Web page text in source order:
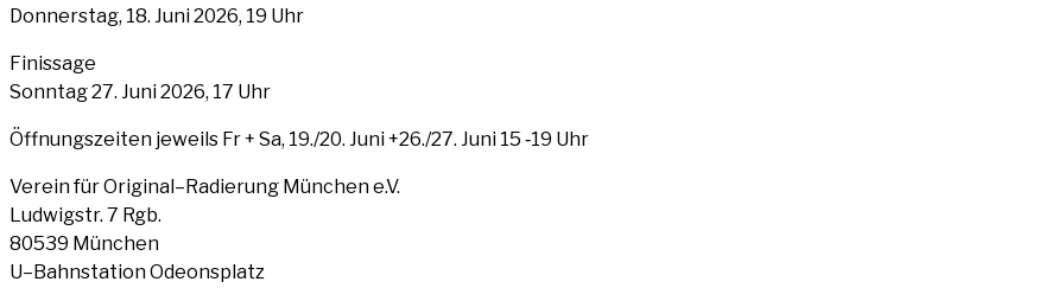
Don­ners­tag, 18. Juni 2026, 19 Uhr
Finis­sa­ge
Sonn­tag 27. Juni 2026, 17 Uhr
Öff­nungs­zei­ten jeweils Fr + Sa, 19./20. Juni +26./27. Juni 15 ‑19 Uhr
Ver­ein für Original–Radierung Mün­chen e.V.
Lud­wigstr. 7 Rgb.
80539 Mün­chen
U–Bahnstation Ode­ons­platz